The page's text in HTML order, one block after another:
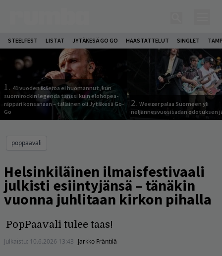
STEELFEST LISTAT JYTÄKESÄ GO GO HAASTATTELUT SINGLET
1. 41 vuoden ikäeroa ei huomannut, kun
suomirockin legenda tanssi kuin elohopea-
räppäri konsanaan – tällainen oli Jytäkesä Go-
Go
2. Weezer palaa Suomeen yli
neljännesvuosisadan odotuksen
poppaavali
Helsinkiläinen ilmaisfestivaali
julkisti esiintyjänsä – tänäkin
vuonna juhlitaan kirkon pihalla
PopPaavali tulee taas!
Julkaistu: 10.6.2026 13:43 Jarkko Fräntilä